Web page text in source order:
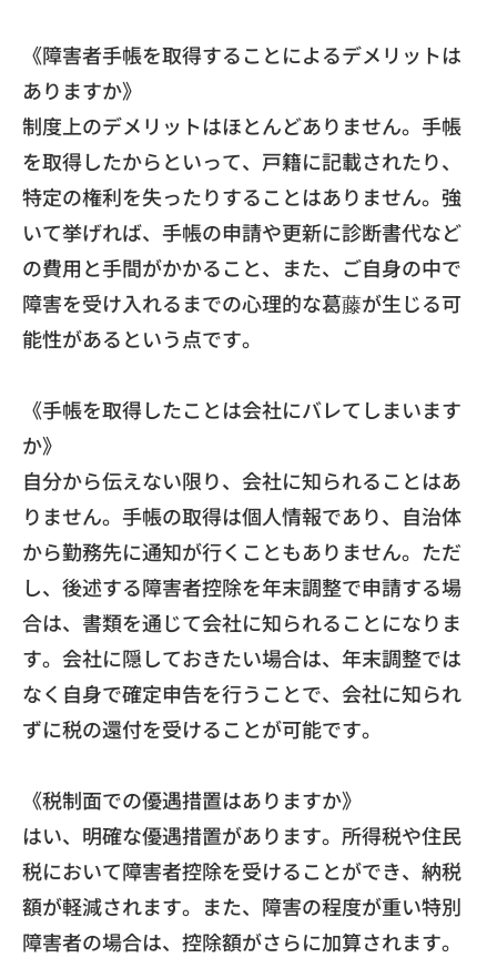
《障害者手帳を取得することによるデメリットは
ありますか》
制度上のデメリットはほとんどありません。 手帳
を取得したからといって、戸籍に記載されたり、
特定の権利を失ったりすることはありません。強
いて挙げれば、 手帳の申請や更新に診断書代など
の費用と手間がかかること、 また、 ご自身の中で
障害を受け入れるまでの心理的な葛藤が生じる可
能性があるという点です。
《手帳を取得したことは会社にバレてしまいます
か》
自分から伝えない限り、会社に知られることはあ
りません。 手帳の取得は個人情報であり、 自治体
から勤務先に通知が行くこともありません。ただ
し、 後述する障害者控除を年末調整で申請する場
合は、 書類を通じて会社に知られることになりま
す。 会社に隠しておきたい場合は、 年末調整では
なく自身で確定申告を行うことで、 会社に知られ
ずに税の還付を受けることが可能です。
《税制面での優遇措置はありますか》
はい、明確な優遇措置があります。 所得税や住民
税において障害者控除を受けることができ、 納税
額が軽減されます。また、 障害の程度が重い特別
障害者の場合は、 控除額がさらに加算されます。